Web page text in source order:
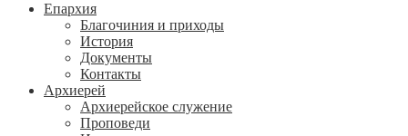
Епархия
Благочиния и приходы
История
Документы
Контакты
Архиерей
Архиерейское служение
Проповеди